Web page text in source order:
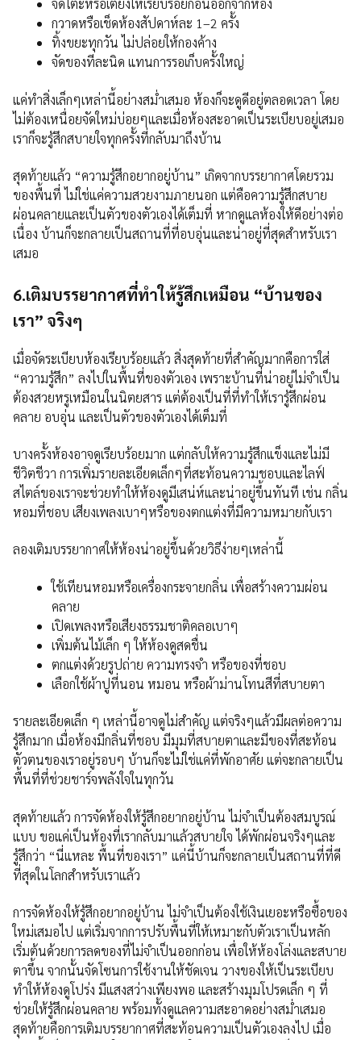
จัดโต๊ะหรือเตียงให้เรียบร้อยก่อนออกจากห้อง
กวาดหรือเช็ดห้องสัปดาห์ละ 1–2 ครั้ง
ทิ้งขยะทุกวัน ไม่ปล่อยให้กองค้าง
จัดของทีละนิด แทนการรอเก็บครั้งใหญ่
แค่ทำสิ่งเล็กๆเหล่านี้อย่างสม่ำเสมอ ห้องก็จะดูดีอยู่ตลอดเวลา โดย
ไม่ต้องเหนื่อยจัดใหม่บ่อยๆและเมื่อห้องสะอาดเป็นระเบียบอยู่เสมอ
เราก็จะรู้สึกสบายใจทุกครั้งที่กลับมาถึงบ้าน
สุดท้ายแล้ว “ความรู้สึกอยากอยู่บ้าน” เกิดจากบรรยากาศโดยรวม
ของพื้นที่ ไม่ใช่แค่ความสวยงามภายนอก แต่คือความรู้สึกสบาย
ผ่อนคลายและเป็นตัวของตัวเองได้เต็มที่ หากดูแลห้องให้ดีอย่างต่อ
เนื่อง บ้านก็จะกลายเป็นสถานที่ที่อบอุ่นและน่าอยู่ที่สุดสำหรับเรา
เสมอ
6.เติมบรรยากาศที่ทำให้รู้สึกเหมือน “บ้านของ
เรา” จริงๆ
เมื่อจัดระเบียบห้องเรียบร้อยแล้ว สิ่งสุดท้ายที่สำคัญมากคือการใส่
“ความรู้สึก” ลงไปในพื้นที่ของตัวเอง เพราะบ้านที่น่าอยู่ไม่จำเป็น
ต้องสวยหรูเหมือนในนิตยสาร แต่ต้องเป็นที่ที่ทำให้เรารู้สึกผ่อน
คลาย อบอุ่น และเป็นตัวของตัวเองได้เต็มที่
บางครั้งห้องอาจดูเรียบร้อยมาก แต่กลับให้ความรู้สึกแข็งและไม่มี
ชีวิตชีวา การเพิ่มรายละเอียดเล็กๆที่สะท้อนความชอบและไลฟ์
สไตล์ของเราจะช่วยทำให้ห้องดูมีเสน่ห์และน่าอยู่ขึ้นทันที เช่น กลิ่น
หอมที่ชอบ เสียงเพลงเบาๆหรือของตกแต่งที่มีความหมายกับเรา
ลองเติมบรรยากาศให้ห้องน่าอยู่ขึ้นด้วยวิธีง่ายๆเหล่านี้
ใช้เทียนหอมหรือเครื่องกระจายกลิ่น เพื่อสร้างความผ่อน
คลาย
เปิดเพลงหรือเสียงธรรมชาติคลอเบาๆ
เพิ่มต้นไม้เล็ก ๆ ให้ห้องดูสดชื่น
ตกแต่งด้วยรูปถ่าย ความทรงจำ หรือของที่ชอบ
เลือกใช้ผ้าปูที่นอน หมอน หรือผ้าม่านโทนสีที่สบายตา
รายละเอียดเล็ก ๆ เหล่านี้อาจดูไม่สำคัญ แต่จริงๆแล้วมีผลต่อความ
รู้สึกมาก เมื่อห้องมีกลิ่นที่ชอบ มีมุมที่สบายตาและมีของที่สะท้อน
ตัวตนของเราอยู่รอบๆ บ้านก็จะไม่ใช่แค่ที่พักอาศัย แต่จะกลายเป็น
พื้นที่ที่ช่วยชาร์จพลังใจในทุกวัน
สุดท้ายแล้ว การจัดห้องให้รู้สึกอยากอยู่บ้าน ไม่จำเป็นต้องสมบูรณ์
แบบ ขอแค่เป็นห้องที่เรากลับมาแล้วสบายใจ ได้พักผ่อนจริงๆและ
รู้สึกว่า “นี่แหละ พื้นที่ของเรา” แค่นี้บ้านก็จะกลายเป็นสถานที่ที่ดี
ที่สุดในโลกสำหรับเราแล้ว
การจัดห้องให้รู้สึกอยากอยู่บ้าน ไม่จำเป็นต้องใช้เงินเยอะหรือซื้อของ
ใหม่เสมอไป แต่เริ่มจากการปรับพื้นที่ให้เหมาะกับตัวเราเป็นหลัก
เริ่มต้นด้วยการลดของที่ไม่จำเป็นออกก่อน เพื่อให้ห้องโล่งและสบาย
ตาขึ้น จากนั้นจัดโซนการใช้งานให้ชัดเจน วางของให้เป็นระเบียบ
ทำให้ห้องดูโปร่ง มีแสงสว่างเพียงพอ และสร้างมุมโปรดเล็ก ๆ ที่
ช่วยให้รู้สึกผ่อนคลาย พร้อมทั้งดูแลความสะอาดอย่างสม่ำเสมอ
สุดท้ายคือการเติมบรรยากาศที่สะท้อนความเป็นตัวเองลงไป เมื่อ